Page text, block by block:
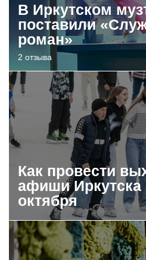
В Иркутском
поставили
роман»
2 отзыва
Как провести
афиши Иркутска
октября